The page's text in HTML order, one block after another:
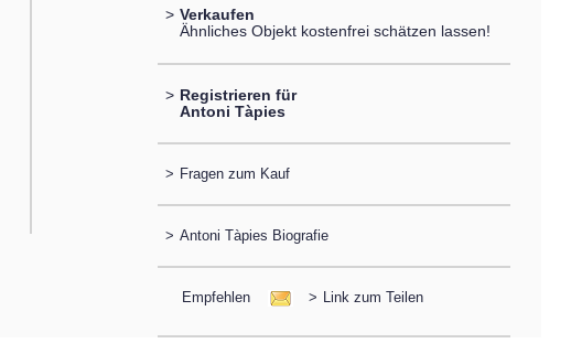
> Verkaufen
Ähnliches Objekt kostenfrei schätzen lassen!
> Registrieren für
Antoni Tàpies
> Fragen zum Kauf
> Antoni Tàpies Biografie
Empfehlen > Link zum Teilen